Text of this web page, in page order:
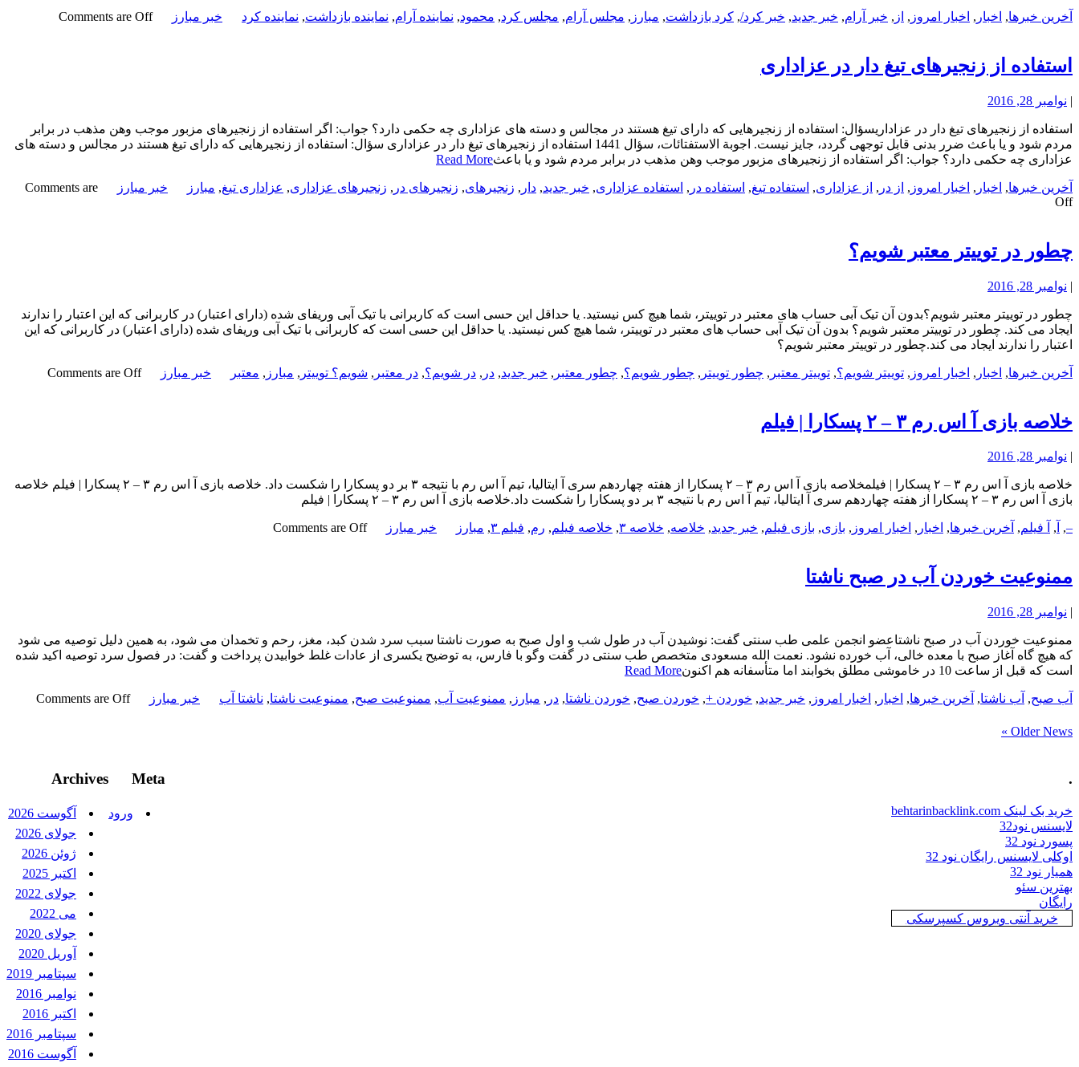
آخرین خبرها, اخبار , اخبار امروز , از , خبر آرام, خبر جدید, خبر کرد/, کرد بازداشت, مبارز , مجلس آرام, مجلس کرد, محمود, نماینده آرام, نماینده بازداشت, نماینده کرد خبر مبارز Comments are Off
استفاده از زنجیرهای تیغ دار در عزاداری
| نوامبر 28, 2016
استفاده از زنجیرهای تیغ دار در عزاداریسؤال: استفاده از زنجیرهایی که دارای تیغ هستند در مجالس و دسته های عزاداری چه حکمی دارد؟ جواب: اگر استفاده از زنجیرهای مزبور موجب وهن مذهب در برابر
مردم شود و یا باعث ضرر بدنی قابل توجهی گردد، جایز نیست. اجوبة الاستفتائات، سؤال 1441 استفاده از زنجیرهای تیغ دار در عزاداری سؤال: استفاده از زنجیرهایی که دارای تیغ هستند در مجالس و دسته های
عزاداری چه حکمی دارد؟ جواب: اگر استفاده از زنجیرهای مزبور موجب وهن مذهب در برابر مردم شود و یا باعثRead More
آخرین خبرها, اخبار , اخبار امروز , از در , از عزاداری, استفاده تیغ, استفاده در , استفاده عزاداری, خبر جدید, دار , زنجیرهای, زنجیرهای در , زنجیرهای عزاداری, عزاداری تیغ, مبارز خبر مبارز
Comments are
Off
چطور در توییتر معتبر شویم؟
| نوامبر 28, 2016
چطور در توییتر معتبر شویم؟بدون آن تیک آبی حساب های معتبر در توییتر، شما هیچ کس نیستید. یا حداقل این حسی است که کاربرانی با تیک آبی وریفای شده (دارای اعتبار) در کاربرانی که این اعتبار را ندارند
ایجاد می کند. چطور در توییتر معتبر شویم؟ بدون آن تیک آبی حساب های معتبر در توییتر، شما هیچ کس نیستید. یا حداقل این حسی است که کاربرانی با تیک آبی وریفای شده (دارای اعتبار) در کاربرانی که این
اعتبار را ندارند ایجاد می کند.چطور در توییتر معتبر شویم؟
آخرین خبرها, اخبار , اخبار امروز , توییتر شویم؟, توییتر معتبر , چطور توییتر , چطور شویم؟, چطور معتبر , خبر جدید, در , در شویم؟, در معتبر , شویم؟ توییتر , مبارز , معتبر خبر مبارز Comments are Off
خلاصه بازی آ اس رم ۳ – ۲ پسکارا | فیلم
| نوامبر 28, 2016
خلاصه بازی آ اس رم ۳ – ۲ پسکارا | فیلمخلاصه بازی آ اس رم ۳ – ۲ پسکارا از هفته چهاردهم سری آ ایتالیا، تیم آ اس رم با نتیجه ۳ بر دو پسکارا را شکست داد. خلاصه بازی آ اس رم ۳ – ۲ پسکارا | فیلم خلاصه
بازی آ اس رم ۳ – ۲ پسکارا از هفته چهاردهم سری آ ایتالیا، تیم آ اس رم با نتیجه ۳ بر دو پسکارا را شکست داد.خلاصه بازی آ اس رم ۳ – ۲ پسکارا | فیلم
–
,
, آ فیلم, آخرین خبرها, اخبار , اخبار امروز , بازی, بازی فیلم, خبر جدید, خلاصه, خلاصه ۳ , خلاصه فیلم, رم, فیلم ۳ , مبارز خبر مبارز Comments are Off
ممنوعیت خوردن آب در صبح ناشتا
| نوامبر 28, 2016
ممنوعیت خوردن آب در صبح ناشتاعضو انجمن علمی طب سنتی گفت: نوشیدن آب در طول شب و اول صبح به صورت ناشتا سبب سرد شدن کبد، مغز، رحم و تخمدان می شود، به همین دلیل توصیه می شود
که هیچ گاه آغاز صبح با معده خالی، آب خورده نشود. نعمت الله مسعودی متخصص طب سنتی در گفت وگو با فارس، به توضیح یکسری از عادات غلط خوابیدن پرداخت و گفت: در فصول سرد توصیه اکید شده
است که قبل از ساعت 10 در خاموشی مطلق بخوابند اما متأسفانه هم اکنون
Read More
آب صبح, آب ناشتا, آخرین خبرها, اخبار , اخبار امروز , خبر جدید, خوردن +, خوردن صبح, خوردن ناشتا, در , مبارز , ممنوعیت آب, ممنوعیت صبح, ممنوعیت ناشتا, ناشتا آب خبر مبارز Comments are Off
Older News »
Archives
آگوست 2026
جولای 2026
ژوئن 2026
اکتبر 2025
جولای 2022
می 2022
جولای 2020
آوریل 2020
سپتامبر 2019
نوامبر 2016
اکتبر 2016
سپتامبر 2016
آگوست 2016
Meta
ورود
.
خرید بک لینک behtarinbacklink.com
لایسنس نود32
پسورد نود 32
اوکلی لایسنس رایگان نود 32
همیار نود 32
بهترین سئو
رایگان
خرید آنتی ویروس کسپرسکی